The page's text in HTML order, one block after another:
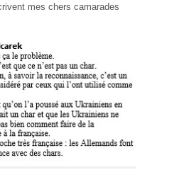
mes chers camarades